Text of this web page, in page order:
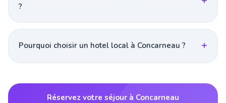
?
Pourquoi choisir un hotel local à Concarneau ?
Réservez votre séjour à Concarneau